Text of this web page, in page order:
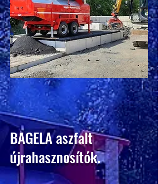
BAGELA aszfalt
újrahasznosítók.